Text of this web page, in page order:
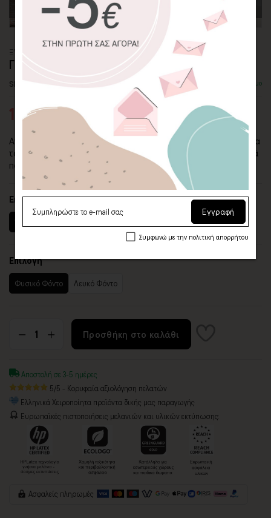
ΞΥΛΙΝΟ ΠΟΣΤΕΡ
ΓΡΑΜΜΙΚΟ ΠΟΡΤΡΕΤΟ ΓΥΝΑΙΚΑΣ ΣΕ ΠΡΑΣΙΝΟ
SKU: WDPS-30-P Διαθέσιμο
19,93€ 26,57€
Αν σας αρέσουν τα απλά και λιτά σχέδια και τα γήινα χρώματα
του ξύλου, τότε η επιλογή των ξύλινων πόστερ με τα γραμμικά
πορτρέτα γυναίκας είναι η ιδανική επιλογή για τον χώρο σας.
Επιλέξτε διαστάσεις (πλάτος x ύψος)
15 x 22 εκ.
Επιλογή
Φυσικό Φόντο Λευκό Φόντο
Προσθήκη στο καλάθι
Αποστολή σε 3-5 ημέρες
5/5 - Κορυφαία αξιολόγηση πελατών
Ελληνικά Χειροποίητα προϊόντα δικής μας παραγωγής
Ευρωπαϊκές πιστοποιήσεις μελανιών και υλικών εκτύπωσης:
Ασφαλείς πληρωμές
Εγγραφή
Συμφωνώ με την πολιτική απορρήτου